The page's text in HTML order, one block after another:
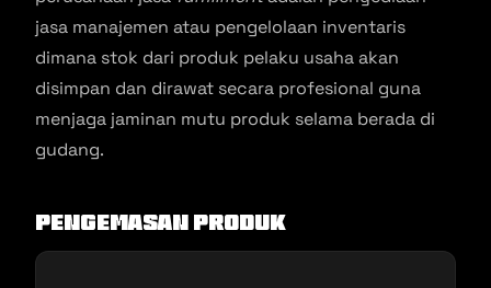
jasa manajemen atau pengelolaan inventaris
dimana stok dari produk pelaku usaha akan
disimpan dan dirawat secara profesional guna
menjaga jaminan mutu produk selama berada di
gudang.
Pengemasan Produk